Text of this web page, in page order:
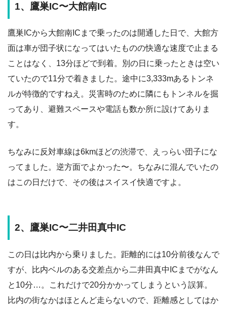
1、鷹巣IC〜大館南IC
鷹巣ICから大館南ICまで乗ったのは開通した日で、大館方
面は車が団子状になってはいたものの快適な速度で止まる
ことはなく、13分ほどで到着。別の日に乗ったときは空い
ていたので11分で着きました。途中に3,333mあるトンネ
ルが特徴的ですねえ。災害時のために隣にもトンネルを掘
ってあり、避難スペースや電話も数か所に設けてありま
す。
ちなみに反対車線は6kmほどの渋滞で、えっらい団子にな
ってました。逆方面でよかった〜。ちなみに混んでいたの
はこの日だけで、その後はスイスイ快適ですよ。
2、鷹巣IC〜二井田真中IC
この日は比内から乗りました。距離的には10分前後なんで
すが、比内ベルのある交差点から二井田真中ICまでがなん
と10分…。これだけで20分かかってしまうという誤算。
比内の街なかはほとんど走らないので、距離感としてはか